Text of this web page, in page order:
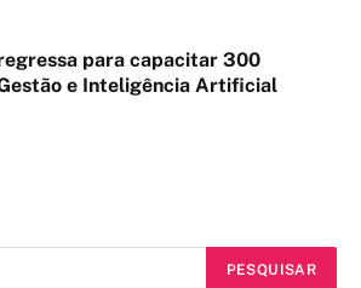
para capacitar 300
e Inteligência Artificial